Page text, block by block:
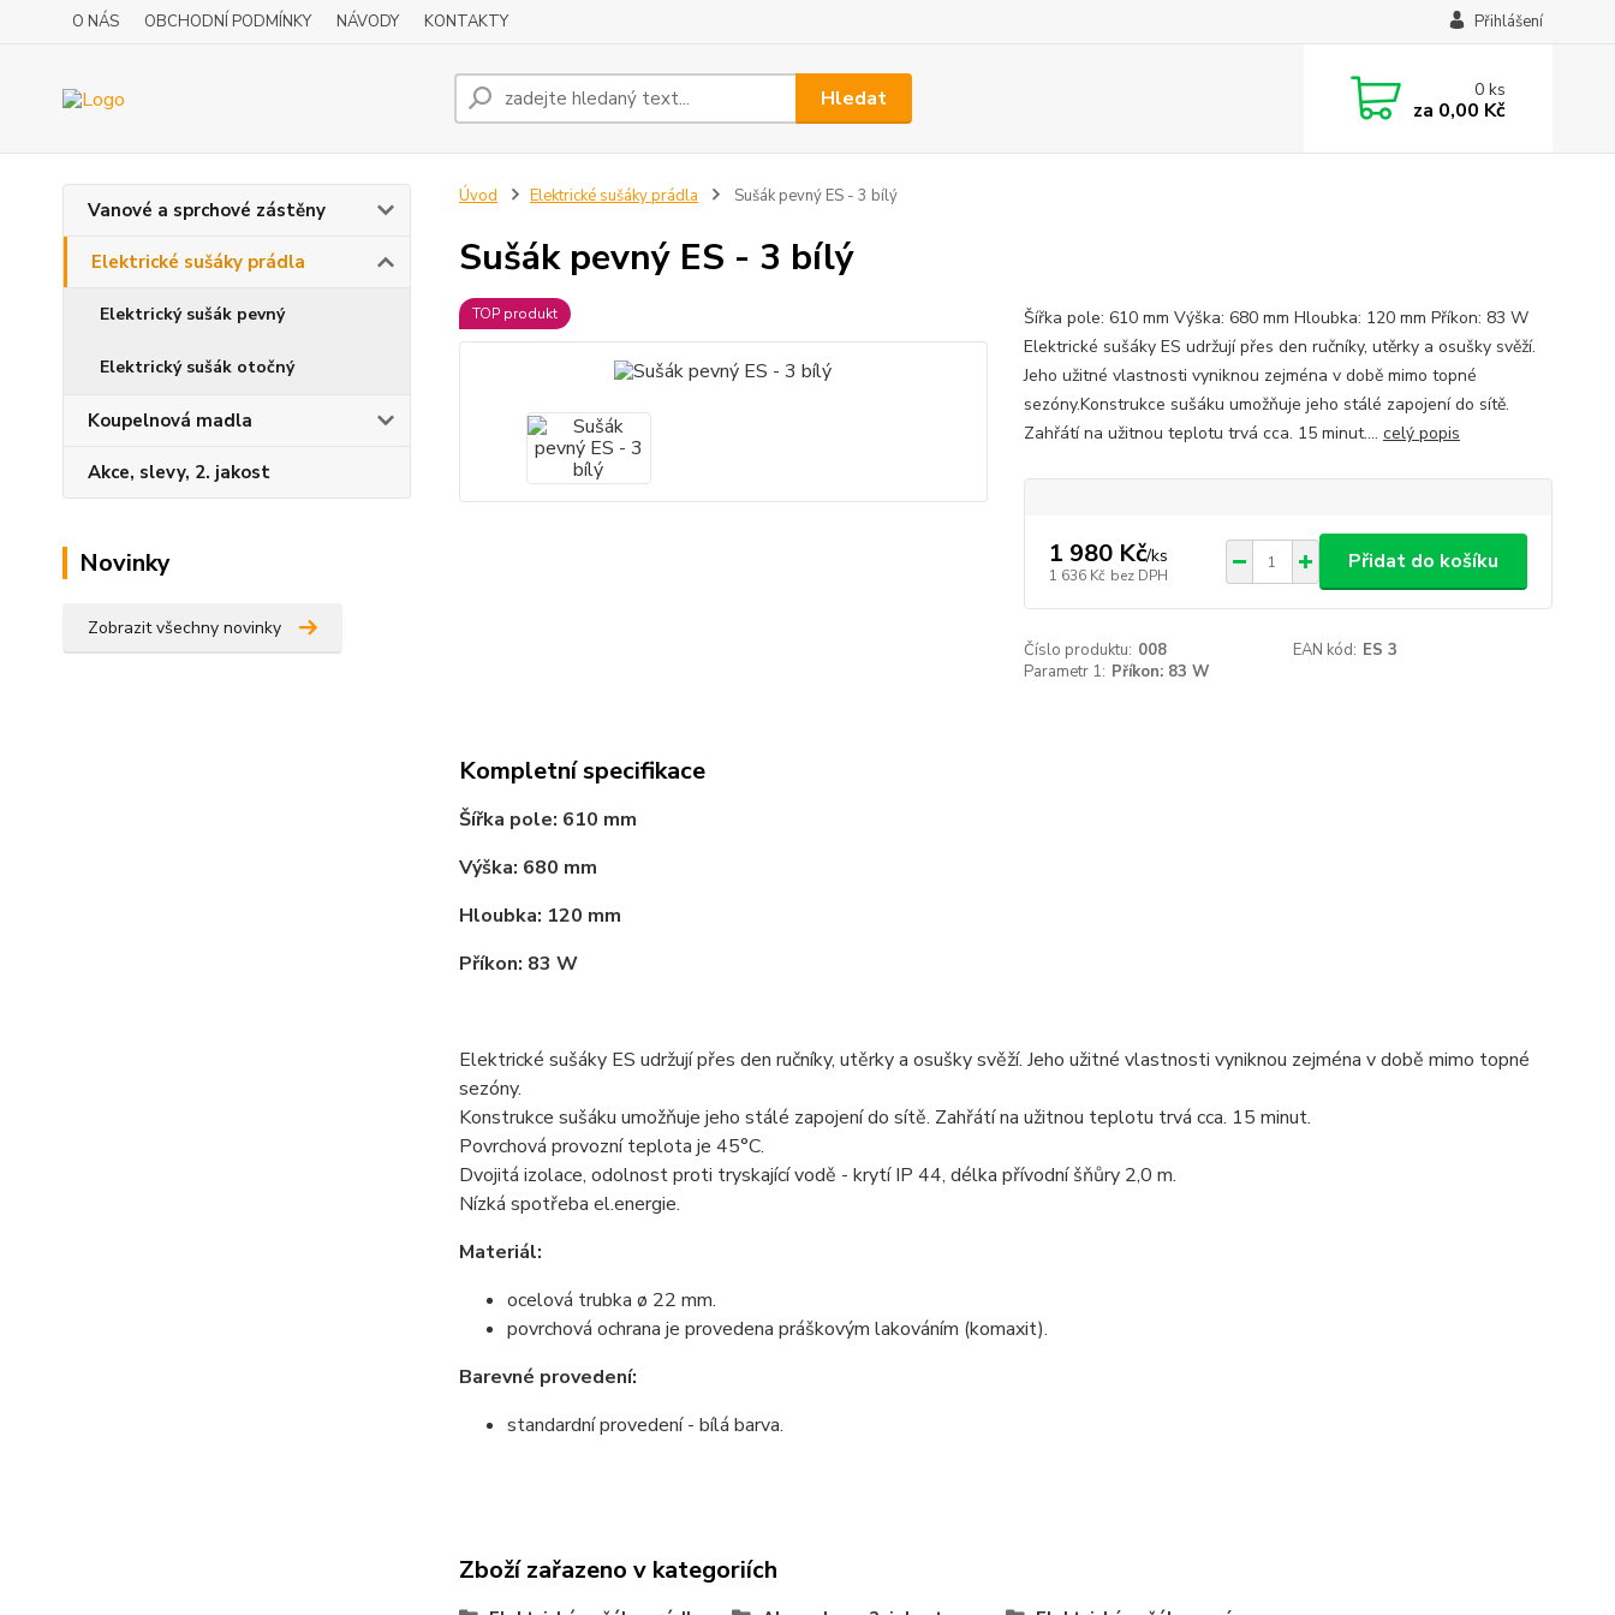
O NÁS OBCHODNÍ PODMÍNKY NÁVODY KONTAKTY Přihlášení
Hledat 0ks
za 0,00 Kč
Vanové a sprchové zástěny
Elektrické sušáky prádla
Elektrický sušák pevný
Elektrický sušák otočný
Koupelnová madla
Akce, slevy, 2. jakost
Novinky
Zobrazit všechny novinky
Úvod Elektrické sušáky prádla Sušák pevný ES - 3 bílý
Sušák pevný ES - 3 bílý
TOP produkt
Šířka pole: 610 mm Výška: 680 mm Hloubka: 120 mm Příkon: 83 W
Elektrické sušáky ES udržují přes den ručníky, utěrky a osušky svěží.
Jeho užitné vlastnosti vyniknou zejména v době mimo topné
sezóny.Konstrukce sušáku umožňuje jeho stálé zapojení do sítě.
Zahřátí na užitnou teplotu trvá cca. 15 minut.... celý popis
1 980 Kč/ks
1 636 Kč bez DPH
Přidat do košíku
Číslo produktu: 008 EAN kód: ES 3
Parametr 1: Příkon: 83 W
Kompletní specifikace
Šířka pole: 610 mm
Výška: 680 mm
Hloubka: 120 mm
Příkon: 83 W
Elektrické sušáky ES udržují přes den ručníky, utěrky a osušky svěží. Jeho užitné vlastnosti vyniknou zejména v době mimo topné
sezóny.
Konstrukce sušáku umožňuje jeho stálé zapojení do sítě. Zahřátí na užitnou teplotu trvá cca. 15 minut.
Povrchová provozní teplota je 45°C.
Dvojitá izolace, odolnost proti tryskající vodě - krytí IP 44, délka přívodní šňůry 2,0 m.
Nízká spotřeba el.energie.
Materiál:
ocelová trubka ø 22 mm.
povrchová ochrana je provedena práškovým lakováním (komaxit).
Barevné provedení:
standardní provedení - bílá barva.
Zboží zařazeno v kategoriích